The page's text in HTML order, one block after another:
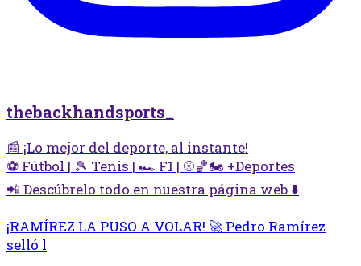
thebackhandsports_
📰 ¡Lo mejor del deporte, al instante!
⚽ Fútbol | 🎾 Tenis | 🏎️ F1 | ⚾🏀🏍️ +Deportes
📲 Descúbrelo todo en nuestra página web ⬇️
¡RAMÍREZ LA PUSO A VOLAR! 🚀 Pedro Ramírez
selló l